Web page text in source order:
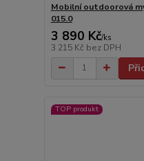
Mobilní outdoorová
015.0
3 890 Kč/ks
3 215 Kč bez DPH
TOP produkt